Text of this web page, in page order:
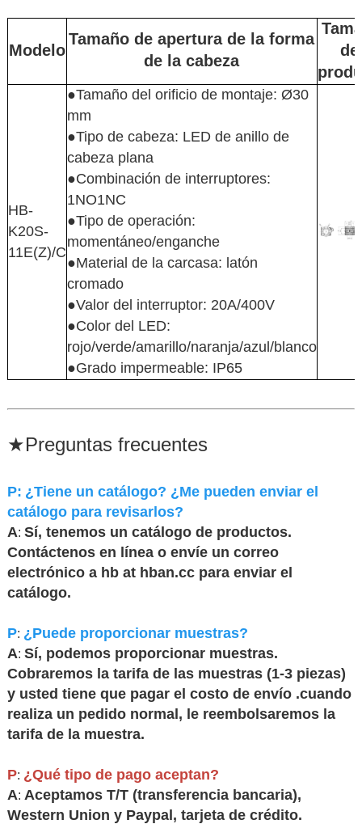
Modelo
Tamaño de apertura de la forma
de la cabeza
HB-
K20S-
11E(Z)/C
●Tamaño del orificio de montaje: Ø30
mm
●Tipo de cabeza: LED de anillo de
cabeza plana
●Combinación de interruptores:
1NO1NC
●Tipo de operación:
momentáneo/enganche
●Material de la carcasa: latón
cromado
●Valor del interruptor: 20A/400V
●Color del LED:
rojo/verde/amarillo/naranja/azul/blanco
●Grado impermeable: IP65
★Preguntas frecuentes
P: ¿Tiene un catálogo? ¿Me pueden enviar el
catálogo para revisarlos?
A: Sí, tenemos un catálogo de productos.
Contáctenos en línea o envíe un correo
electrónico a hb at hban.cc para enviar el
catálogo.
P: ¿Puede proporcionar muestras?
A: Sí, podemos proporcionar muestras.
Cobraremos la tarifa de las muestras (1-3 piezas)
y usted tiene que pagar el costo de envío .cuando
realiza un pedido normal, le reembolsaremos la
tarifa de la muestra.
P: ¿Qué tipo de pago aceptan?
A: Aceptamos T/T (transferencia bancaria),
Western Union y Paypal, tarjeta de crédito.